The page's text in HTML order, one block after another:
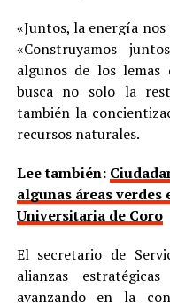
«Juntos, la energía nos
«Construyamos
algunos de los lemas
busca no solo la
también la
recursos naturales.
Lee también:
algunas áreas
Universitaria de Coro
El secretario de
alianzas
avanzando en la